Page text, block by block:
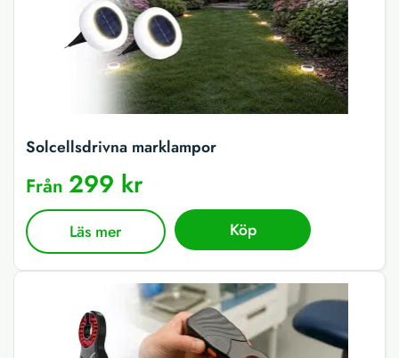
Solcellsdrivna marklampor
Från 299 kr
Läs mer Köp